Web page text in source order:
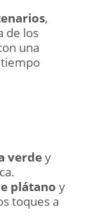
,
de los
una
tiempo
verdey
plátano y
toques a